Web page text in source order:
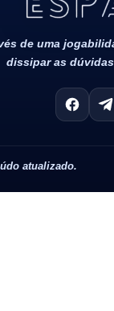
de uma
dissipar as
atualizado.